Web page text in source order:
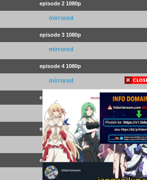
episode 2 1080p
mirrored
episode 3 1080p
mirrored
episode 4 1080p
mirrored
episode 5 1080p
mirrored
episode 6 1080p
mirrored
episode 7 1080p
mirrored